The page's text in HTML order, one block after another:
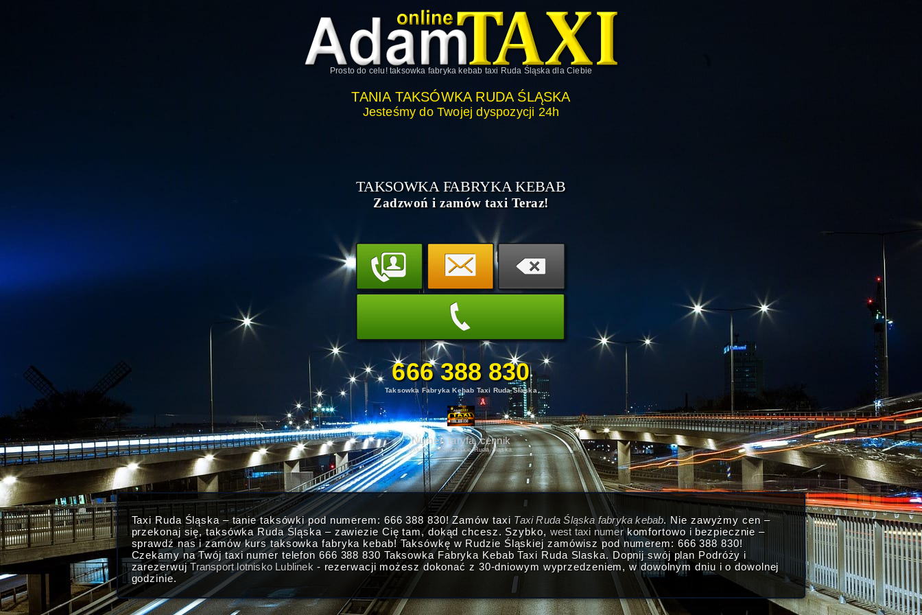
Prosto do celu!taksowka fabryka kebab taxi Ruda Śląskadla Ciebie
TANIA TAKSÓWKA RUDA ŚLĄSKA
Jesteśmy do Twojej dyspozycji 24h
TAKSOWKA FABRYKA KEBAB
Zadzwoń i zamów taxi Teraz!
666 388 830
Taksowka Fabryka Kebab Taxi Ruda Slaska
Numer, taryfa, cennik
Usługi taksówkarskie Ruda Śląska.
Taxi Ruda Śląska – tanie taksówki pod numerem: 666 388 830! Zamów taxi Taxi Ruda Śląska fabryka kebab. Nie zawyżmy cen –
przekonaj się, taksówka Ruda Śląska – zawiezie Cię tam, dokąd chcesz. Szybko, west taxi numerkomfortowo i bezpiecznie –
sprawdź nas i zamów kurs taksowka fabryka kebab! Taksówkę w Rudzie Śląskiej zamówisz pod numerem: 666 388 830!
Czekamy na Twój taxi numer telefon 666 388 830 Taksowka Fabryka Kebab Taxi Ruda Slaska. Dopnij swój plan Podróży i
zarezerwujTransport lotnisko Lublinek- rezerwacji możesz dokonać z 30-dniowym wyprzedzeniem, w dowolnym dniu i o dowolnej
godzinie.